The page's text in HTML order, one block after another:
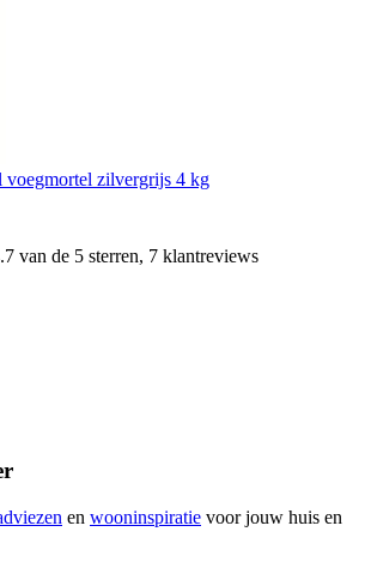
voegmortel zilvergrijs 4 kg
van de 5 sterren, 7 klantreviews
en wooninspiratie voor jouw huis en